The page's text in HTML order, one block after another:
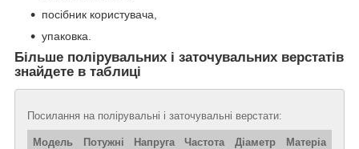
посібник користувача,
упаковка.
Більше полірувальних і заточувальних верстатів
знайдете в таблиці
Посилання на полірувальні і заточувальні верстати:
Модель
Потужні
Напруга
Частота
Діаметр
Матеріа